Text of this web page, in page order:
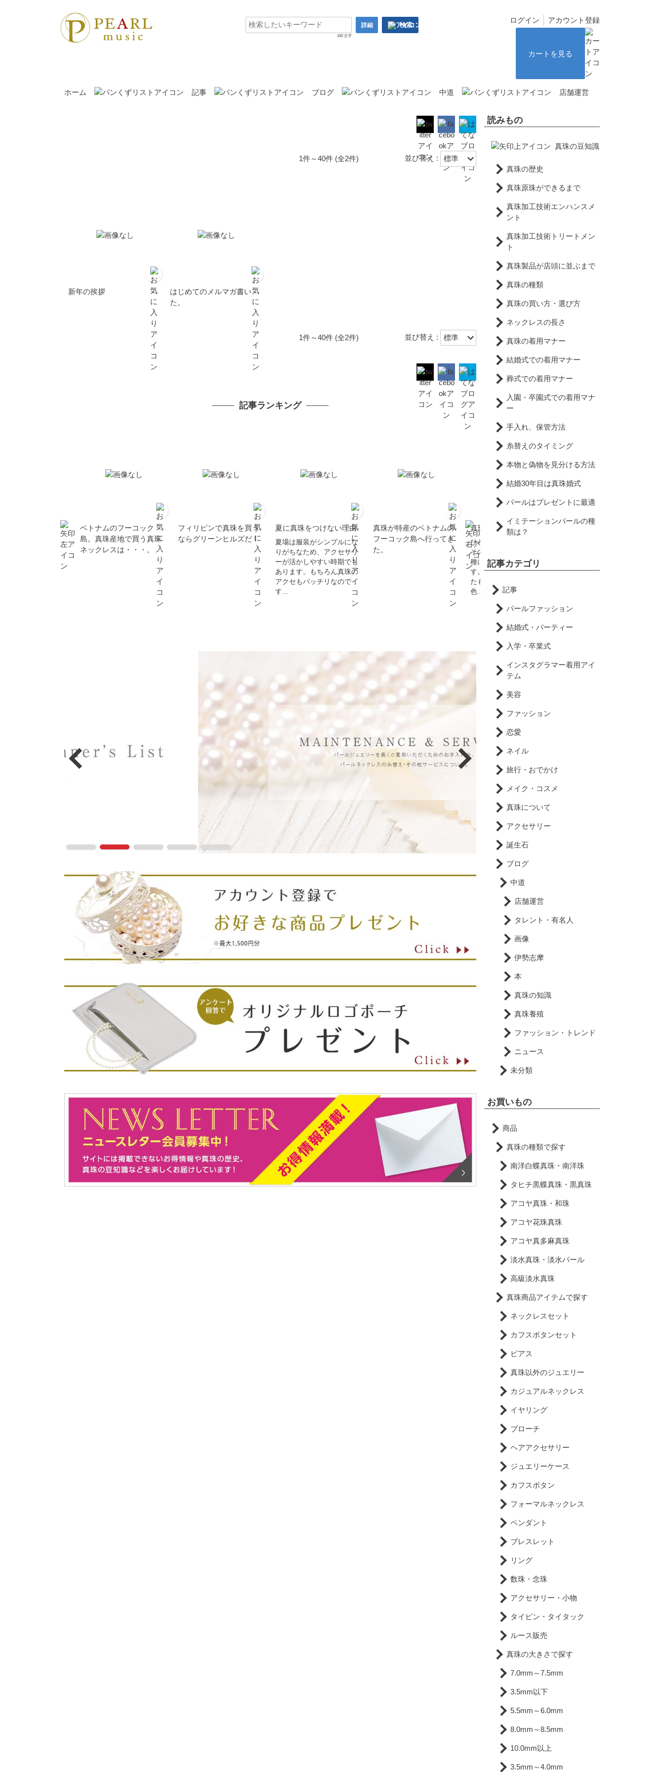
100 文字
詳細 検索
ログイン アカウント登録
カートを見る
ホーム 記事 ブログ 中道 店舗運営
1件～40件 (全2件) 並び替え :
新年の挨拶
はじめてのメルマガ書い
た。
1件～40件 (全2件) 並び替え :
記事ランキング
ベトナムのフーコック
島。真珠産地で買う真珠
ネックレスは・・・。
フィリピンで真珠を買う
ならグリーンヒルズだ！
夏に真珠をつけない理由
夏場は服装がシンプルにな
りがちなため、アクセサリ
ーが活かしやすい時期でも
あります。もちろん真珠の
アクセもバッチリなので
す...
真珠が特産のベトナムの
フーコック島へ行ってき
た。
真珠色って一体何色？
ひとえに”真珠”といっても
その種類は数多く、当然品
種によっても色が違いま
す。また、人工的に色づけ
たものや自然に生まれた
色...
す。海の中で自然の恵みを
読みもの
真珠の豆知識
真珠の歴史
真珠原珠ができるまで
真珠加工技術エンハンスメ
ント
真珠加工技術トリートメン
ト
真珠製品が店頭に並ぶまで
真珠の種類
真珠の買い方・選び方
ネックレスの長さ
真珠の着用マナー
結婚式での着用マナー
葬式での着用マナー
入園・卒園式での着用マナ
ー
手入れ、保管方法
糸替えのタイミング
本物と偽物を見分ける方法
結婚30年目は真珠婚式
パールはプレゼントに最適
イミテーションパールの種
類は？
記事カテゴリ
記事
パールファッション
結婚式・パーティー
入学・卒業式
インスタグラマー着用アイ
テム
美容
ファッション
恋愛
ネイル
旅行・おでかけ
メイク・コスメ
真珠について
アクセサリー
誕生石
ブログ
中道
店舗運営
タレント・有名人
画像
伊勢志摩
本
真珠の知識
真珠養殖
ファッション・トレンド
ニュース
未分類
お買いもの
商品
真珠の種類で探す
南洋白蝶真珠・南洋珠
タヒチ黒蝶真珠・黒真珠
アコヤ真珠・和珠
アコヤ花珠真珠
アコヤ真多麻真珠
淡水真珠・淡水パール
高級淡水真珠
真珠商品アイテムで探す
ネックレスセット
カフスボタンセット
ピアス
真珠以外のジュエリー
カジュアルネックレス
イヤリング
ブローチ
ヘアアクセサリー
ジュエリーケース
カフスボタン
フォーマルネックレス
ペンダント
ブレスレット
リング
数珠・念珠
アクセサリー・小物
タイピン・タイタック
ルース販売
真珠の大きさで探す
7.0mm～7.5mm
3.5mm以下
5.5mm～6.0mm
8.0mm～8.5mm
10.0mm以上
3.5mm～4.0mm